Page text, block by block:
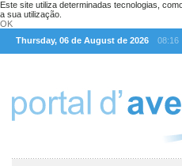
Este site utiliza determinadas tecnologias,
a sua utilização.
OK
Thursday, 06 de August de 2026
08:16